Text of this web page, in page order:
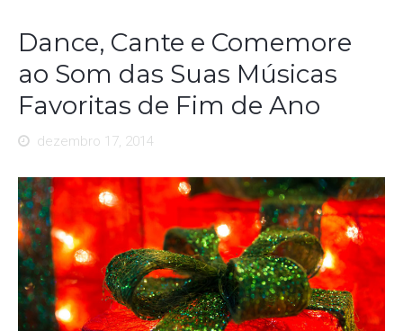
Dance, Cante e Comemore
ao Som das Suas Músicas
Favoritas de Fim de Ano
dezembro 17, 2014